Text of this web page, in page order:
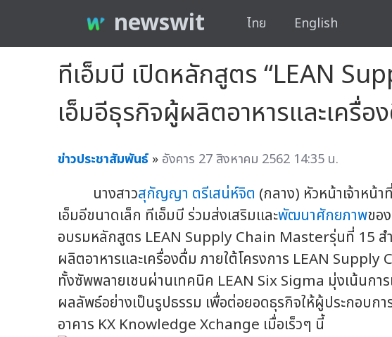
newswit ไทย English
ทีเอ็มบี เปิดหลักสูตร “LEAN
เอ็มอีธุรกิจผู้ผลิตอาหารและเครื่อ
ข่าวประชาสัมพันธ์ » อังคาร 27 สิงหาคม 2562 14:35 น.
นางสาวสุกัญญา ตรีเสน่ห์จิต (กลาง) หัวหน้าเจ้าหน้
เอ็มอีขนาดเล็ก ทีเอ็มบี ร่วมส่งเสริมและพัฒนาศักยภาพของ
อบรมหลักสูตร LEAN Supply Chain Masterรุ่นที่ 15 ส
ผลิตอาหารและเครื่องดื่ม ภายใต้โครงการ LEAN
ทั้งซัพพลายเชนผ่านเทคนิค LEAN Six Sigma มุ่งเน้นการ
ผลลัพธ์อย่างเป็นรูปธรรม เพื่อต่อยอดธุรกิจให้ผู้ประกอบก
อาคาร KX Knowledge Xchange เมื่อเร็วๆ นี้